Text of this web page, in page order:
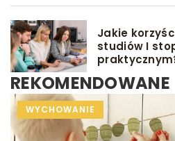
Jakie
studiów I
REKOMENDOWANE
PORÓD PRZYGOTOWANIE
WYCHOWANIE
DIETA DLA MAMY